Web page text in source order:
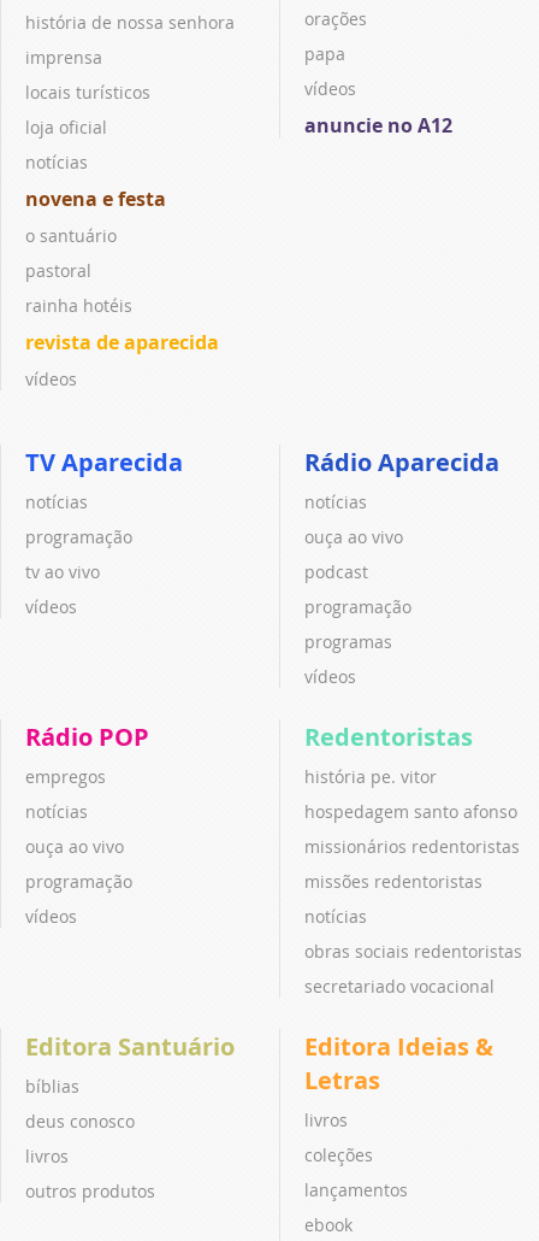
história de nossa senhora
imprensa
locais turísticos
loja oficial
notícias
novena e festa
o santuário
pastoral
rainha hotéis
revista de aparecida
vídeos
orações
papa
vídeos
anuncie no A12
TV Aparecida
notícias
programação
tv ao vivo
vídeos
Rádio Aparecida
notícias
ouça ao vivo
podcast
programação
programas
vídeos
Rádio POP
empregos
notícias
ouça ao vivo
programação
vídeos
Redentoristas
história pe. vitor
hospedagem santo afonso
missionários redentoristas
missões redentoristas
notícias
obras sociais redentoristas
secretariado vocacional
Editora Santuário
bíblias
deus conosco
livros
outros produtos
Editora Ideias &
Letras
livros
coleções
lançamentos
ebook